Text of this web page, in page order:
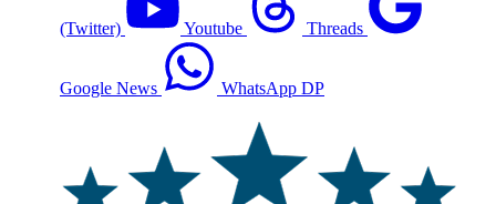
(Twitter) Youtube Threads
Google News WhatsApp DP